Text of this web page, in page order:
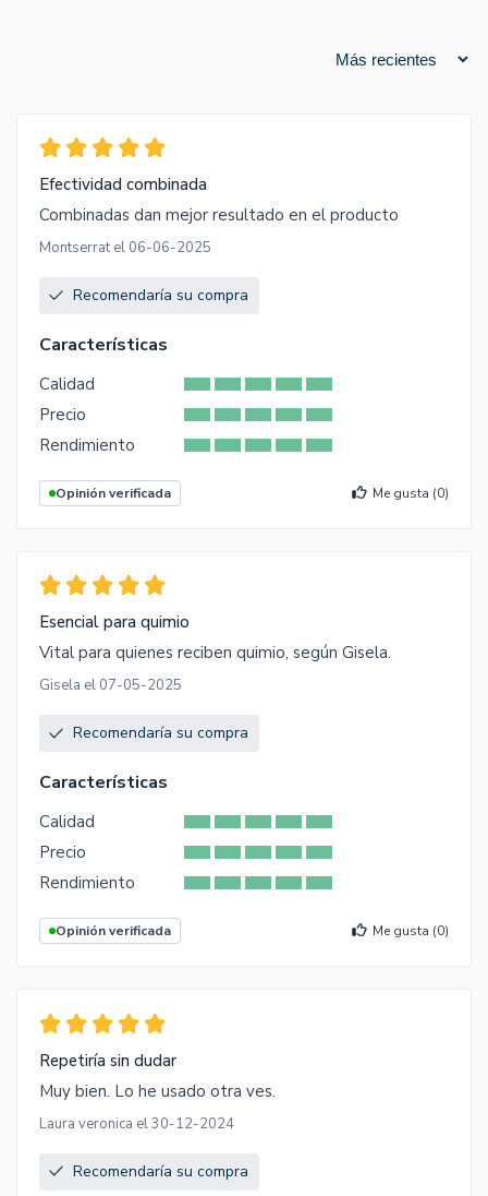
Efectividad combinada
Combinadas dan mejor resultado en el producto
Montserrat el 06-06-2025
Recomendaría su compra
Características
Calidad
Precio
Rendimiento
Opinión verificada Me gusta (0)
Esencial para quimio
Vital para quienes reciben quimio, según Gisela.
Gisela el 07-05-2025
Recomendaría su compra
Características
Calidad
Precio
Rendimiento
Opinión verificada Me gusta (0)
Repetiría sin dudar
Muy bien. Lo he usado otra ves.
Laura veronica el 30-12-2024
Recomendaría su compra